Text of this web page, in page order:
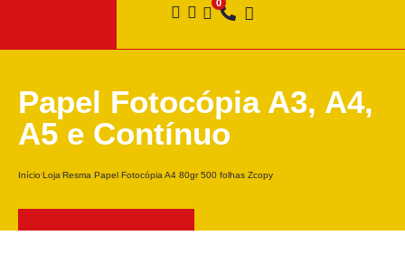
Papel Fotocópia A3, A4,
A5 e Contínuo
Início Loja Resma Papel Fotocópia A4 80gr 500 folhas Zcopy